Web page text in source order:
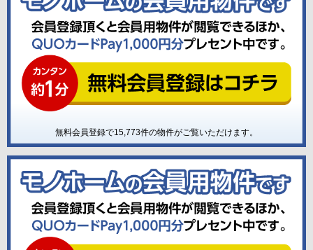
無料会員登録で15,773件の物件がご覧いただけます。